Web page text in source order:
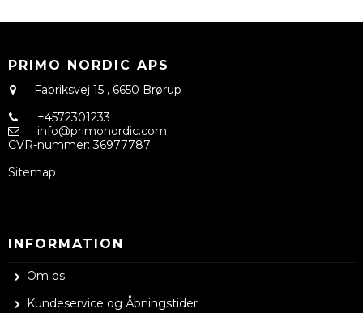
PRIMO NORDIC APS
Fabriksvej 15 , 6650 Brørup
+4572301233
info@primonordic.com
CVR-nummer: 36977787
Sitemap
INFORMATION
Om os
Kundeservice og Åbningstider